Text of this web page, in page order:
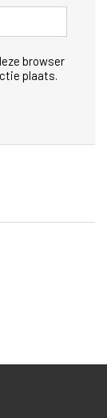
browser
plaats.